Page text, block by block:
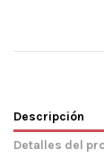
Descripción
Detalles del